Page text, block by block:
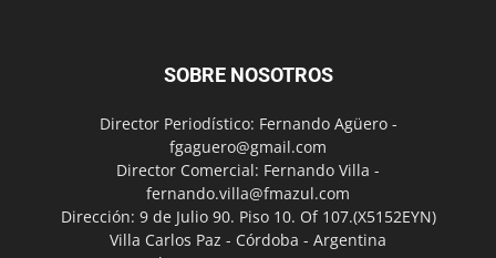
SOBRE NOSOTROS
Director Periodístico: Fernando Agüero -
fgaguero@gmail.com
Director Comercial: Fernando Villa -
fernando.villa@fmazul.com
Dirección: 9 de Julio 90. Piso 10. Of 107.(X5152EYN)
Villa Carlos Paz - Córdoba - Argentina